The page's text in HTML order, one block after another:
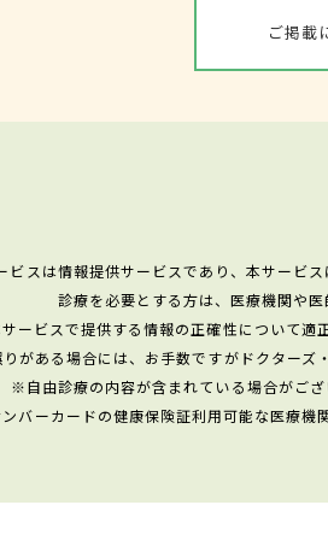
ご掲載
ビスは情報提供サービスであり、本サービ
診療を必要とする方は、医療機関や
ービスで提供する情報の正確性について適
がある場合には、お手数ですがドクターズ
※自由診療の内容が含まれている場合がござ
バーカードの健康保険証利用可能な医療機